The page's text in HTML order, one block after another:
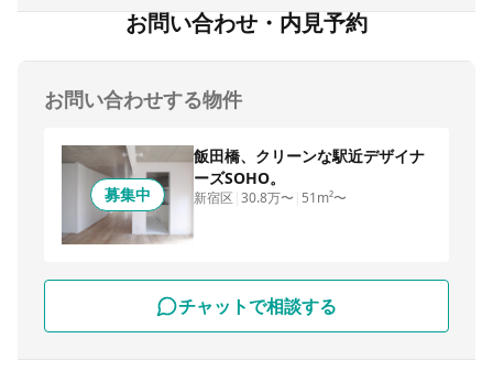
お問い合わせ・内見予約
お問い合わせする物件
募集中
飯田橋、クリーンな駅近デザイナ
ーズSOHO。
新宿区 30.8万〜 51m²〜
チャットで相談する